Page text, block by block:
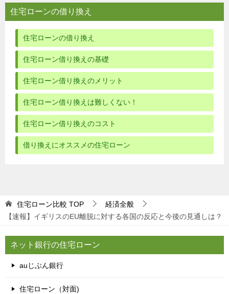
住宅ローンの借り換え
住宅ローンの借り換え
住宅ローン借り換えの基礎
住宅ローン借り換えのメリット
住宅ローン借り換えは難しくない！
住宅ローン借り換えのコスト
借り換えにオススメの住宅ローン
住宅ローン比較 TOP
経済全般
【速報】イギリスのEU離脱に対する各国の反応と今後の見通しは？
ネット銀行の住宅ローン
auじぶん銀行
住宅ローン（対面)